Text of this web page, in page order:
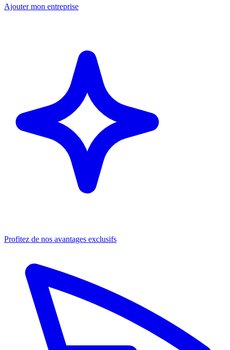
Ajouter mon entreprise
Profitez de nos avantages exclusifs